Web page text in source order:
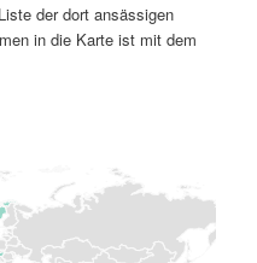
der dort ansässigen
in die Karte ist mit dem